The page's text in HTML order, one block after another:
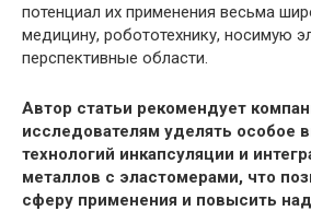
потенциал их применения весьма
медицину, робототехнику, носимую
перспективные области.
Автор статьи рекомендует
исследователям уделять особое
технологий инкапсуляции и
металлов с эластомерами, что
сферу применения и повысить